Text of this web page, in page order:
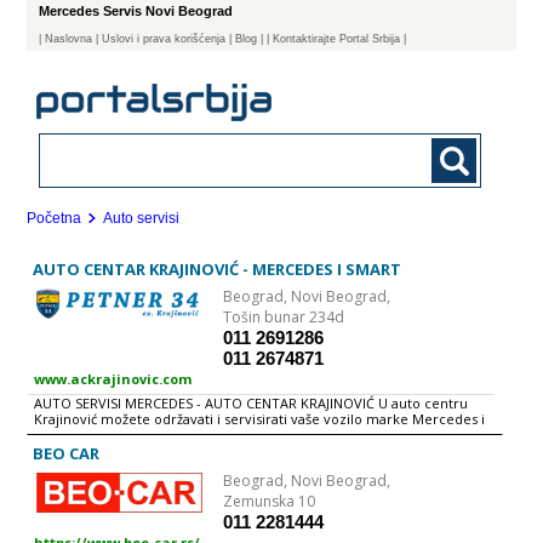
Mercedes Servis Novi Beograd
Naslovna | Uslovi i prava korišćenja Blog | Kontaktirajte Portal Srbija |
Početna Auto servisi
AUTO CENTAR KRAJINOVIĆ - MERCEDES I SMART
Beograd, Novi Beograd,
Tošin bunar 234d
011 2691286
011 2674871
www.ackrajinovic.com
AUTO SERVISI MERCEDES - AUTO CENTAR KRAJINOVIĆ U auto centru
Krajinović možete održavati i servisirati vaše vozilo marke Mercedes i
Smart uz zagarantovano: - Visok nivo usluge - Stručno osoblje -
Originalne auto delove - Povoljne cene
BEO CAR
Beograd, Novi Beograd,
Zemunska 10
011 2281444